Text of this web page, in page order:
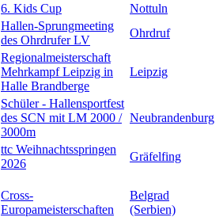
6. Kids Cup
Nottuln
Hallen-Sprungmeeting
des Ohrdrufer LV
Ohrdruf
Regionalmeisterschaft
Mehrkampf Leipzig in
Halle Brandberge
Leipzig
Schüler - Hallensportfest
des SCN mit LM 2000 /
3000m
Neubrandenburg
ttc Weihnachtsspringen
2026
Gräfelfing
Cross-
Europameisterschaften
Belgrad
(Serbien)